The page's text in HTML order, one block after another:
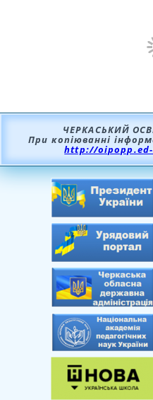
ЧЕРКАСЬКИЙ
При копіюванні
http://